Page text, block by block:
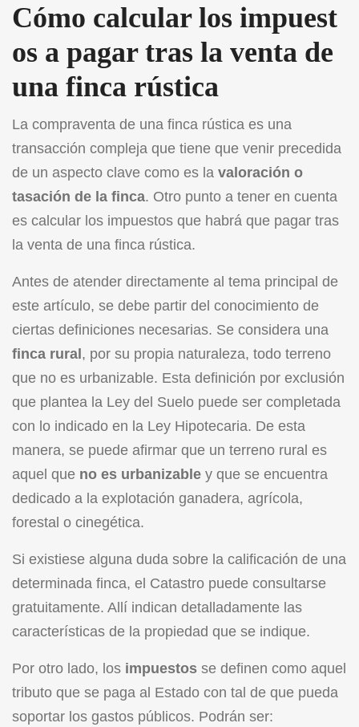
Cómo calcular los impuest
os a pagar tras la venta de
una finca rústica
La compraventa de una finca rústica es una
transacción compleja que tiene que venir precedida
de un aspecto clave como es la valoración o
tasación de la finca. Otro punto a tener en cuenta
es calcular los impuestos que habrá que pagar tras
la venta de una finca rústica.
Antes de atender directamente al tema principal de
este artículo, se debe partir del conocimiento de
ciertas definiciones necesarias. Se considera una
finca rural, por su propia naturaleza, todo terreno
que no es urbanizable. Esta definición por exclusión
que plantea la Ley del Suelo puede ser completada
con lo indicado en la Ley Hipotecaria. De esta
manera, se puede afirmar que un terreno rural es
aquel que no es urbanizable y que se encuentra
dedicado a la explotación ganadera, agrícola,
forestal o cinegética.
Si existiese alguna duda sobre la calificación de una
determinada finca, el Catastro puede consultarse
gratuitamente. Allí indican detalladamente las
características de la propiedad que se indique.
Por otro lado, los impuestos se definen como aquel
tributo que se paga al Estado con tal de que pueda
soportar los gastos públicos. Podrán ser: